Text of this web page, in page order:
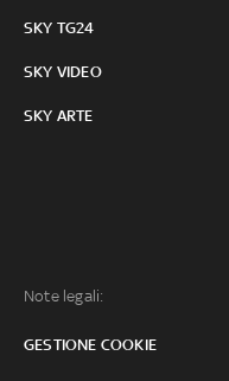
SKY TG24
SKY VIDEO
SKY ARTE
Note legali:
GESTIONE COOKIE